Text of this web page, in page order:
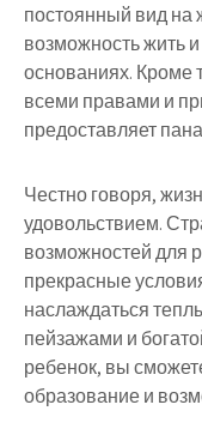
постоянный вид на
возможность жить
основаниях. Кроме
всеми правами и
предоставляет
Честно говоря,
удовольствием.
возможностей для
прекрасные
наслаждаться
пейзажами и
ребенок, вы
образование и